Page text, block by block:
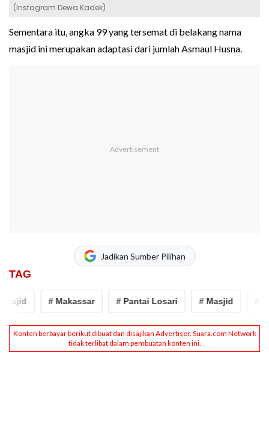
(Instagram Dewa Kadek)
Sementara itu, angka 99 yang tersemat di belakang nama
masjid ini merupakan adaptasi dari jumlah Asmaul Husna.
Jadikan Sumber Pilihan
TAG
# Makassar # Pantai Losari # Masjid #